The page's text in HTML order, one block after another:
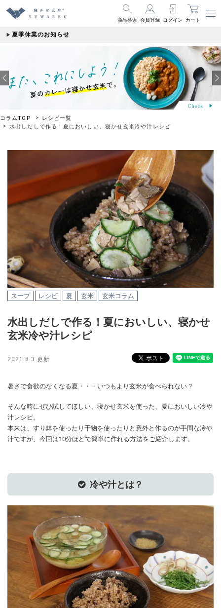
商品検索 会員登録 ログイン カート
夏季休業のお知らせ
コラムTOP
レシピ一覧
水出しだしで作る！夏においしい、寝かせ玄米冷や汁レシピ
スープ レシピ 夏 玄米 玄米コラム
水出しだしで作る！夏においしい、寝かせ
玄米冷や汁レシピ
2021.8.3 更新
暑さで食欲のなくなる夏・・・いつもより玄米が食べられない？
そんな時にぜひ試してほしい、寝かせ玄米を使った、夏においしい冷や
汁レシピ。
本来は、すり鉢を使ったり干物を使ったりと意外と作るのが手間な冷や
汁ですが、今回は10分ほどで簡単に作れる方法をご紹介します。
冷や汁とは？